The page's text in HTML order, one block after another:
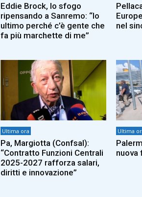
Eddie Brock, lo sfogo
ripensando a Sanremo: “Io
ultimo perché c’è gente che
fa più marchette di me”
nel
Ultima ora
Pa, Margiotta (Confsal):
“Contratto Funzioni Centrali
2025-2027 rafforza salari,
diritti e innovazione”
Ultima
nuova